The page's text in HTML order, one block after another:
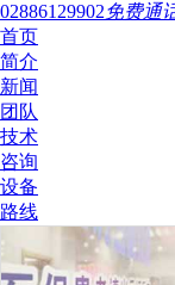
02886129902免费通
首页
简介
新闻
团队
技术
咨询
设备
路线